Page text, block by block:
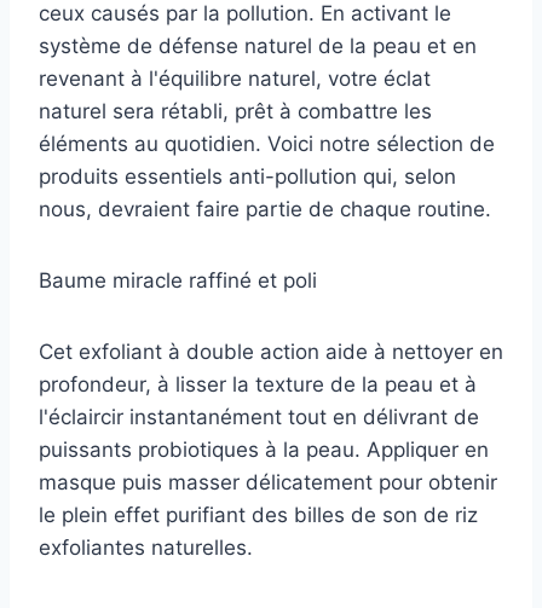
ceux causés par la pollution. En activant le
système de défense naturel de la peau et en
revenant à l'équilibre naturel, votre éclat
naturel sera rétabli, prêt à combattre les
éléments au quotidien. Voici notre sélection de
produits essentiels anti-pollution qui, selon
nous, devraient faire partie de chaque routine.
Baume miracle raffiné et poli
Cet exfoliant à double action aide à nettoyer en
profondeur, à lisser la texture de la peau et à
l'éclaircir instantanément tout en délivrant de
puissants probiotiques à la peau. Appliquer en
masque puis masser délicatement pour obtenir
le plein effet purifiant des billes de son de riz
exfoliantes naturelles.